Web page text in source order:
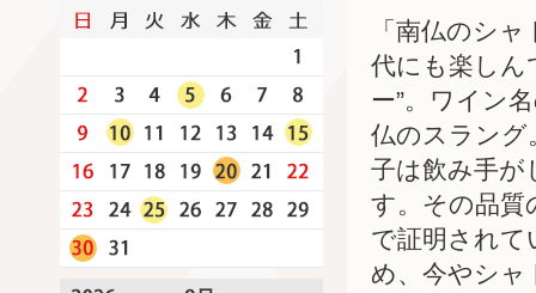
「南仏のシ
代にも楽しん
ー”。ワイン
仏のスラング
子は飲み手が
す。その品質
で証明され
め、今やシャ